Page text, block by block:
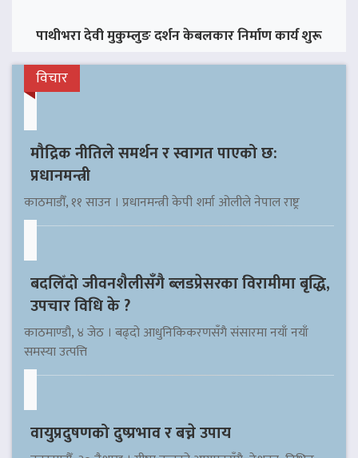
पाथीभरा देवी मुकुम्लुङ दर्शन केबलकार निर्माण कार्य शुरू
विचार
मौद्रिक नीतिले समर्थन र स्वागत पाएको छ:
प्रधानमन्त्री
काठमाडौँ, ११ साउन । प्रधानमन्त्री केपी शर्मा ओलीले नेपाल राष्ट्र
बदलिँदो जीवनशैलीसँगै ब्लडप्रेसरका विरामीमा बृद्धि,
उपचार विधि के ?
काठमाण्डौ, ४ जेठ । बढ्दो आधुनिकिकरणसँगै संसारमा नयाँ नयाँ
समस्या उत्पत्ति
वायुप्रदुषणको दुष्प्रभाव र बच्ने उपाय